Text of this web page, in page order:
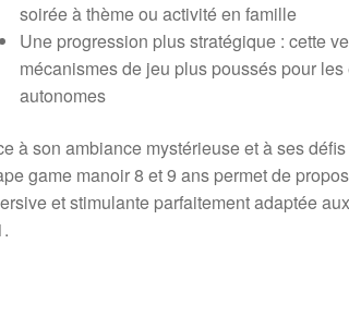
soirée à thème ou activité en famille
Une progression plus stratégique : cette
mécanismes de jeu plus poussés pour
autonomes
à son ambiance mystérieuse et à ses
game manoir 8 et 9 ans permet de
et stimulante parfaitement adaptée